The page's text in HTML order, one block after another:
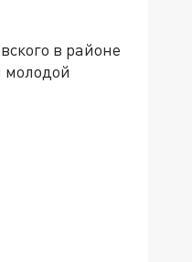
в районе
молодой